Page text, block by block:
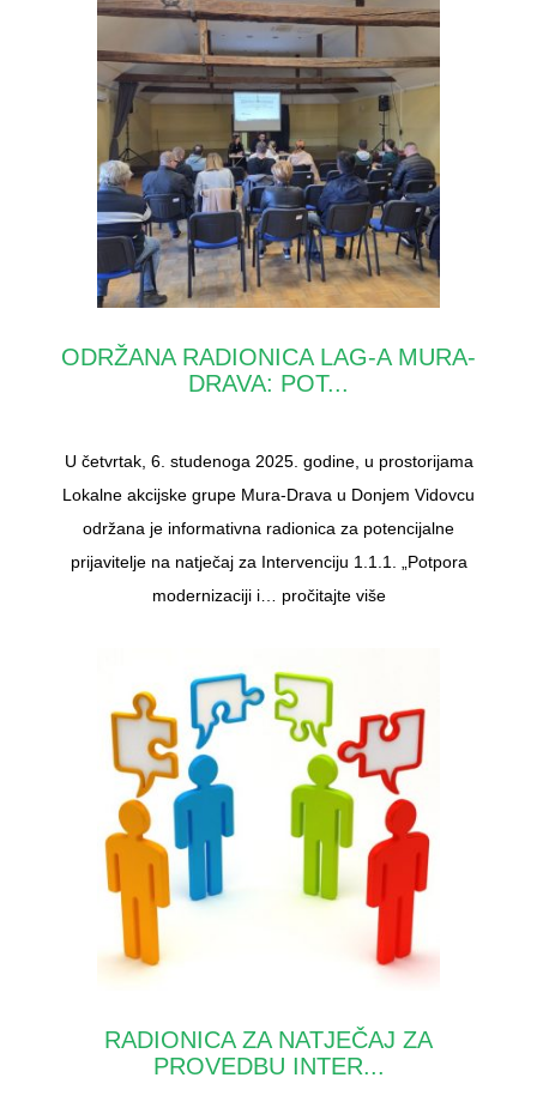
ODRŽANA RADIONICA LAG-A MURA-
DRAVA: POT...
U četvrtak, 6. studenoga 2025. godine, u prostorijama
Lokalne akcijske grupe Mura-Drava u Donjem Vidovcu
održana je informativna radionica za potencijalne
prijavitelje na natječaj za Intervenciju 1.1.1. „Potpora
modernizaciji i… pročitajte više
RADIONICA ZA NATJEČAJ ZA
PROVEDBU INTER...